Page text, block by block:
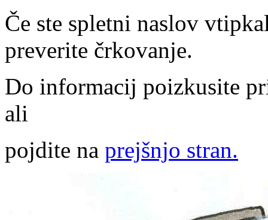
Če ste spletni naslov
preverite črkovanje.
Do informacij poizkusite
ali
pojdite na prejšnjo stran.